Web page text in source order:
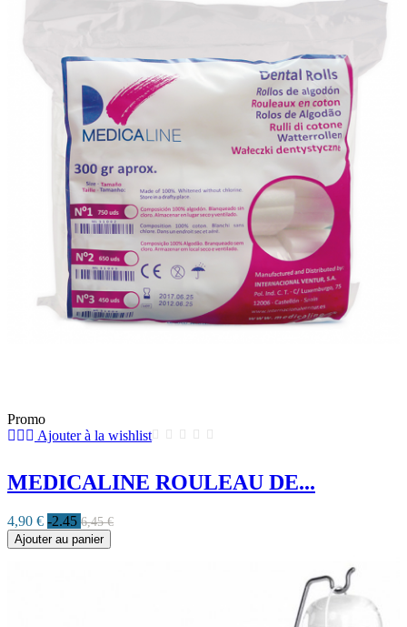
Promo
Ajouter à la wishlist
MEDICALINE ROULEAU DE...
4,90 € -2.45 6,45 €
Ajouter au panier